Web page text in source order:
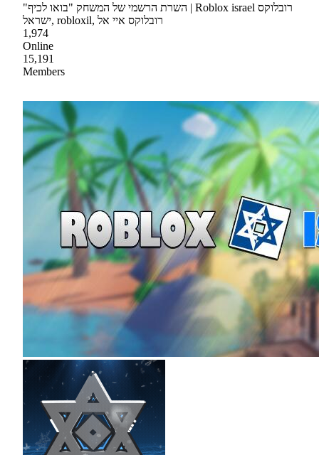
"השרת הרשמי של המשחק "בואו לכיף | Roblox israel רובלוקס
ישראל, robloxil, רובלוקס איי אל
1,974
Online
15,191
Members